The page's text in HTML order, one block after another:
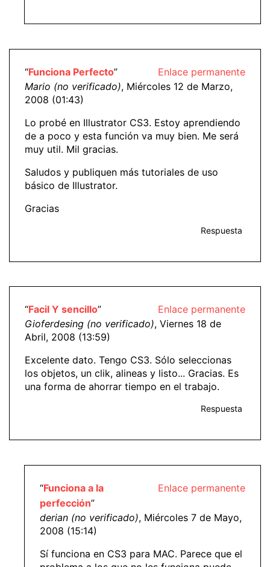
Enlace permanente
“Funciona Perfecto”
Mario (no verificado), Miércoles 12 de Marzo,
2008 (01:43)
Lo probé en Illustrator CS3. Estoy aprendiendo
de a poco y esta función va muy bien. Me será
muy util. Mil gracias.
Saludos y publiquen más tutoriales de uso
básico de Illustrator.
Gracias
Respuesta
Enlace permanente
“Facil Y sencillo”
Gioferdesing (no verificado), Viernes 18 de
Abril, 2008 (13:59)
Excelente dato. Tengo CS3. Sólo seleccionas
los objetos, un clik, alineas y listo... Gracias. Es
una forma de ahorrar tiempo en el trabajo.
Respuesta
Enlace permanente
“Funciona a la
perfección”
derian (no verificado), Miércoles 7 de Mayo,
2008 (15:14)
Sí funciona en CS3 para MAC. Parece que el